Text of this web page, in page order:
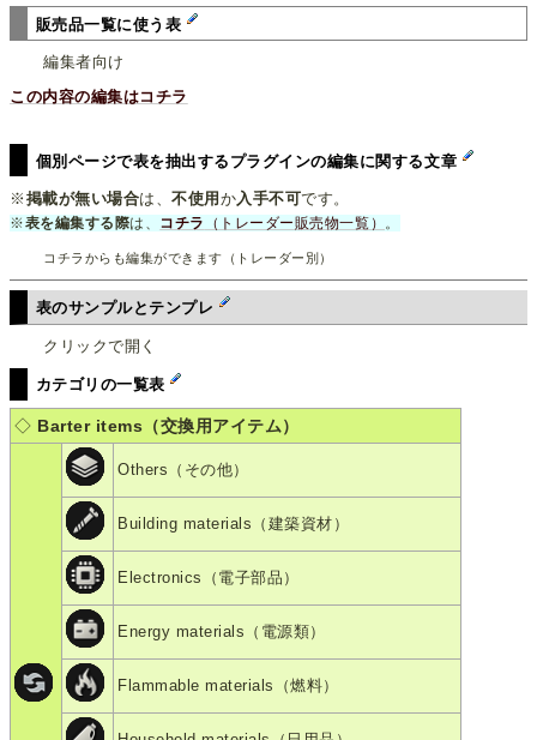
販売品一覧に使う表
編集者向け
この内容の編集はコチラ
個別ページで表を抽出するプラグインの編集に関する文章
※ 掲載が無い場合は、不使用 か入手不可です。
※表を編集する際は、 コチラ （トレーダー販売物一覧） 。
コチラからも編集ができます（トレーダー別）
表のサンプルとテンプレ
クリックで開く
カテゴリの一覧表
◇ Barter items（交換用アイテム）
Others（その他）
Building materials（建築資材）
Electronics（電子部品）
Energy materials（電源類）
Flammable materials（燃料）